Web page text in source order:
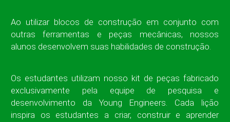
Ao utilizar blocos de construção em conjunto com
outras ferramentas e peças mecânicas, nossos
alunos desenvolvem suas habilidades de construção.
Os estudantes utilizam nosso kit de peças fabricado
exclusivamente pela equipe de pesquisa e
desenvolvimento da Young Engineers. Cada lição
inspira os estudantes a criar, construir e aprender